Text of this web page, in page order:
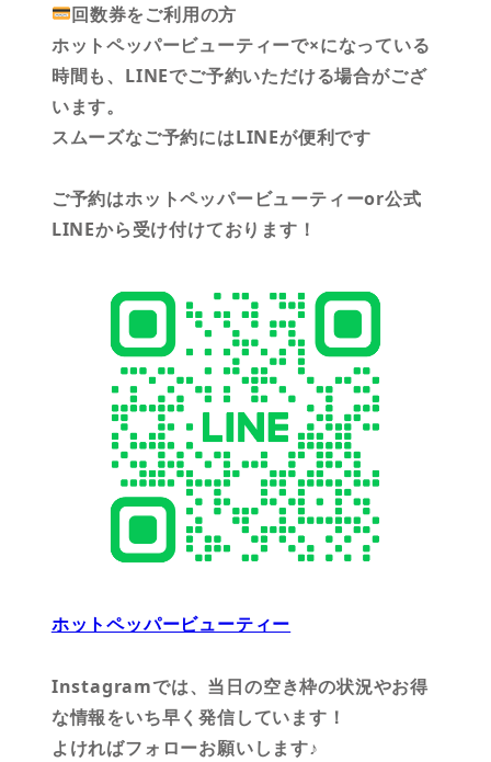
回数券をご利用の方
ホットペッパービューティーで×になっている
時間も、LINEでご予約いただける場合がござ
います。
スムーズなご予約にはLINEが便利です
ご予約はホットペッパービューティーor公式
LINEから受け付けております！
ホットペッパービューティー
Instagramでは、当日の空き枠の状況やお得
な情報をいち早く発信しています！
よければフォローお願いします♪